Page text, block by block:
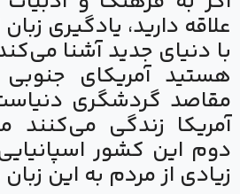
علاقه دارید، یادگیری
با دنیای جدید آشنا
هستید آمریکای
مقاصد گردشگری
آمریکا زندگی می‌کنند
دوم این کشور
زیادی از مردم به این